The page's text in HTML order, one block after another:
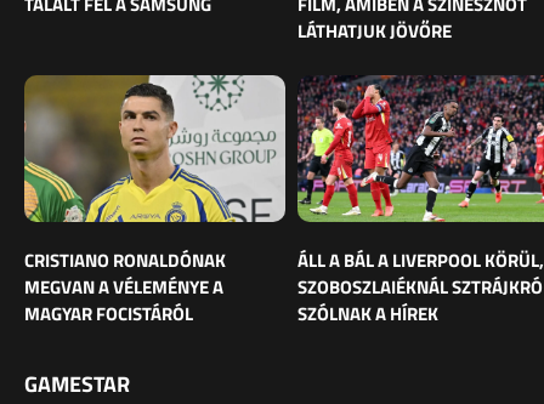
LÁTHATJUK JÖVŐRE
CRISTIANO RONALDÓNAK
MEGVAN A VÉLEMÉNYE A
MAGYAR FOCISTÁRÓL
ÁLL A BÁL A LIVERPOOL KÖRÜL,
SZOBOSZLAIÉKNÁL
SZÓLNAK A HÍREK
GAMESTAR